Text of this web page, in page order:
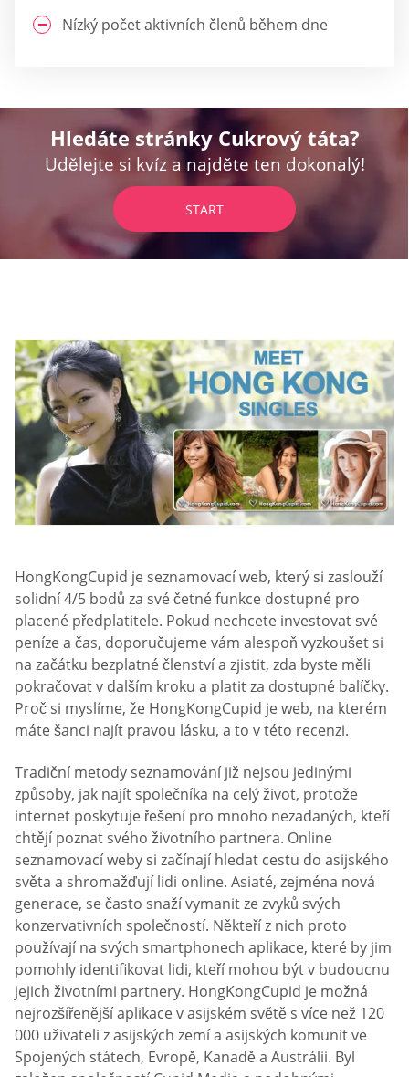
Nízký počet aktivních členů během dne
Hledáte stránky Cukrový táta?
Udělejte si kvíz a najděte ten dokonalý!
START
HongKongCupid je seznamovací web, který si zaslouží
solidní 4/5 bodů za své četné funkce dostupné pro
placené předplatitele. Pokud nechcete investovat své
peníze a čas, doporučujeme vám alespoň vyzkoušet si
na začátku bezplatné členství a zjistit, zda byste měli
pokračovat v dalším kroku a platit za dostupné balíčky.
Proč si myslíme, že HongKongCupid je web, na kterém
máte šanci najít pravou lásku, a to v této recenzi.
Tradiční metody seznamování již nejsou jedinými
způsoby, jak najít společníka na celý život, protože
internet poskytuje řešení pro mnoho nezadaných, kteří
chtějí poznat svého životního partnera. Online
seznamovací weby si začínají hledat cestu do asijského
světa a shromažďují lidi online. Asiaté, zejména nová
generace, se často snaží vymanit ze zvyků svých
konzervativních společností. Někteří z nich proto
používají na svých smartphonech aplikace, které by jim
pomohly identifikovat lidi, kteří mohou být v budoucnu
jejich životními partnery. HongKongCupid je možná
nejrozšířenější aplikace v asijském světě s více než 120
000 uživateli z asijských zemí a asijských komunit ve
Spojených státech, Evropě, Kanadě a Austrálii. Byl